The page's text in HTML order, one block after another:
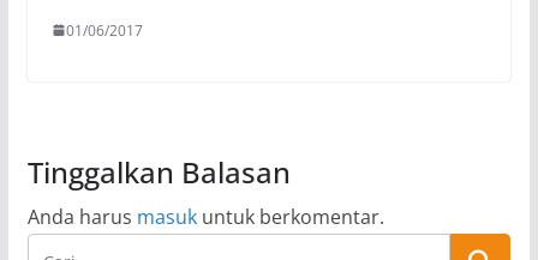
01/06/2017
Tinggalkan Balasan
Anda harus masukuntuk berkomentar.